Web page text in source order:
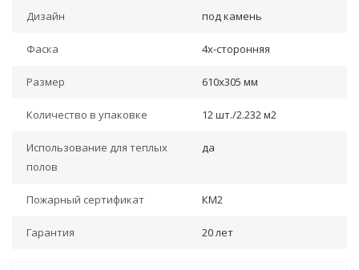
Дизайн под камень
Фаска 4х-сторонняя
Размер 610x305 мм
Количество в упаковке 12 шт./2.232 м2
Использование для теплых
полов
да
Пожарный сертификат КМ2
Гарантия 20 лет